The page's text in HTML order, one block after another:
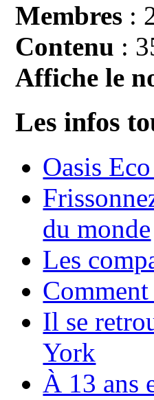
Membres :
Contenu :
Affiche le
Les infos
Oasis
du monde
Les
Il se
York
À 13 ans